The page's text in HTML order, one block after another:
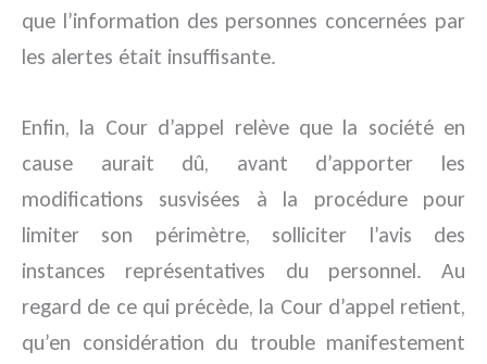
que l’information des personnes concernées par
les alertes était insuffisante.
Enfin, la Cour d’appel relève que la société en
cause aurait dû, avant d’apporter les
modifications susvisées à la procédure pour
limiter son périmètre, solliciter l’avis des
instances représentatives du personnel. Au
regard de ce qui précède, la Cour d’appel retient,
qu’en considération du trouble manifestement